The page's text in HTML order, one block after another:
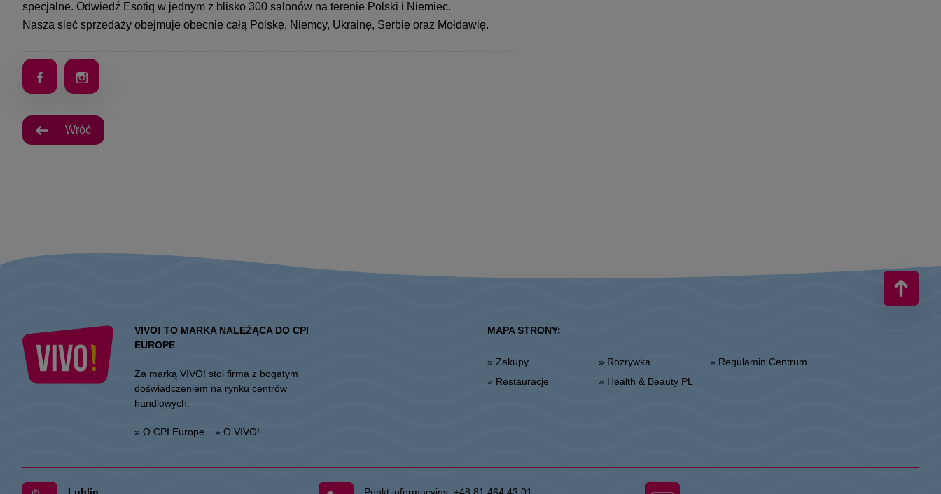
specjalne. Odwiedź Esotiq w jednym z blisko 300 salonów na terenie Polski i Niemiec.
Nasza sieć sprzedaży obejmuje obecnie całą Polskę, Niemcy, Ukrainę, Serbię oraz Mołdawię.
Wróć
VIVO! TO MARKA NALEŻĄCA DO CPI
EUROPE
Za marką VIVO! stoi firma z bogatym
doświadczeniem na rynku centrów
handlowych.
» O CPI Europe » O VIVO!
MAPA STRONY:
» Zakupy
» Restauracje
» Rozrywka
» Health & Beauty PL
» Regulamin Centrum